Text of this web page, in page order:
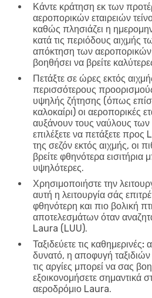
Κάντε κράτηση εκ των
αεροπορικών εταιρειών
καθώς πλησιάζει η
κατά τις περιόδους αιχμής
απόκτηση των αεροπορικών
βοηθήσει να βρείτε
Πετάξτε σε ώρες εκτός
περισσότερους
υψηλής ζήτησης (όπως
καλοκαίρι) οι αεροπορικές
αυξάνουν τους ναύλους
επιλέξετε να πετάξετε προς
της σεζόν εκτός αιχμής, οι
βρείτε φθηνότερα εισιτήρια
υψηλότερες.
Χρησιμοποιήστε την
αυτή η λειτουργία σάς
φθηνότερη και πιο βολική
αποτελεσμάτων όταν
Laura (LUU).
Ταξιδεύετε τις καθημερινές:
δυνατό, η αποφυγή
τις αργίες μπορεί να σας
εξοικονομήσετε σημαντικά
αεροδρόμιο Laura.